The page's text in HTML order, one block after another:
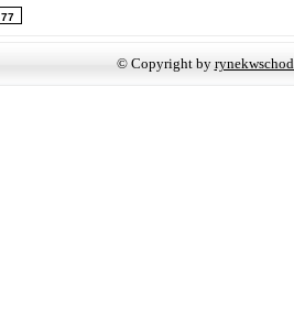
77
© Copyright by